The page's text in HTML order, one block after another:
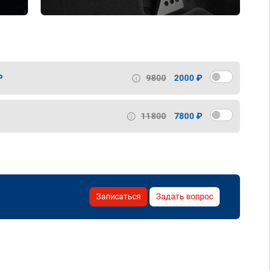
9800 2000 ₽
11800 7800 ₽
Записаться Задать вопрос